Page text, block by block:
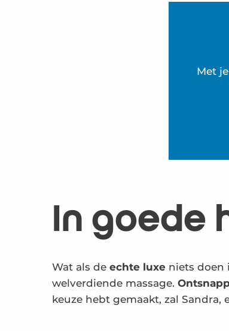
Met
In goede
Wat als de echte luxe niets doen
welverdiende massage.
keuze hebt gemaakt, zal Sandra,